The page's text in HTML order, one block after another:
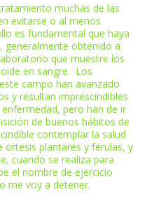
muchas de las
evitarse o al menos
es fundamental que haya
generalmente obtenido a
que muestre los
en sangre. Los
campo han avanzado
y resultan imprescindibles
pero han de ir
de buenos hábitos de
contemplar la salud
ortesis plantares y férulas, y
cuando se realiza para
el nombre de ejercicio
me voy a detener.